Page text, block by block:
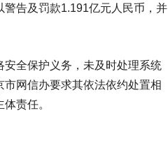
告及罚款1.191亿元人民币，并
全保护义务，未及时处理系统
网信办要求其依法依约处置相
责任。